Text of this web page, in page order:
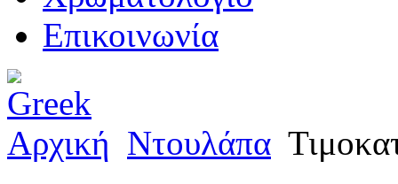
Επικοινωνία
Αρχική Ντουλάπα